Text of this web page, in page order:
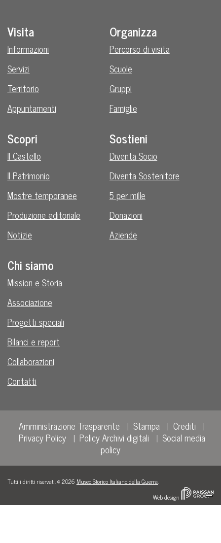
Visita
Informazioni
Servizi
Territorio
Appuntamenti
Organizza
Percorso di visita
Scuole
Gruppi
Famiglie
Scopri
Il Castello
Il Patrimonio
Mostre temporanee
Produzione editoriale
Notizie
Sostieni
Diventa Socio
Diventa Sostenitore
5 per mille
Donazioni
Aziende
Chi siamo
Mission e Storia
Associazione
Progetti speciali
Bilanci e report
Collaborazioni
Contatti
Amministrazione Trasparente Stampa
Crediti
Privacy Policy
Policy Archivi digitali
Social media
policy
Tutti i diritti riservati. © 2026 Museo Storico Italiano della Guerra.
Web design